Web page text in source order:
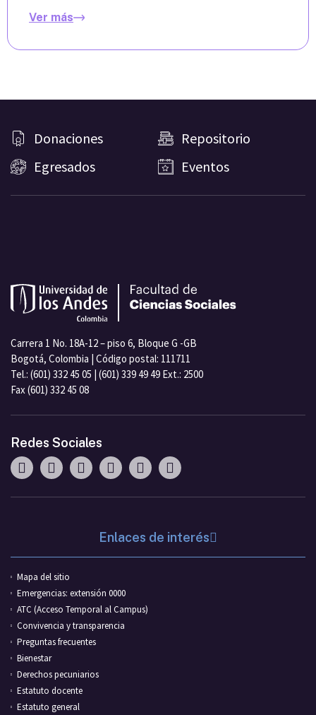
Ver más
Donaciones
Repositorio
Egresados
Eventos
Carrera 1 No. 18A-12 – piso 6, Bloque G -GB
Bogotá, Colombia | Código postal: 111711
Tel.: (601) 332 45 05 | (601) 339 49 49 Ext.: 2500
Fax (601) 332 45 08
Redes Sociales
Enlaces de interés
Mapa del sitio
Emergencias: extensión 0000
ATC (Acceso Temporal al Campus)
Convivencia y transparencia
Preguntas frecuentes
Bienestar
Derechos pecuniarios
Estatuto docente
Estatuto general